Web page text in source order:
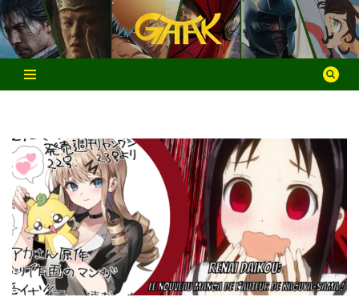
Aller
au
contenu